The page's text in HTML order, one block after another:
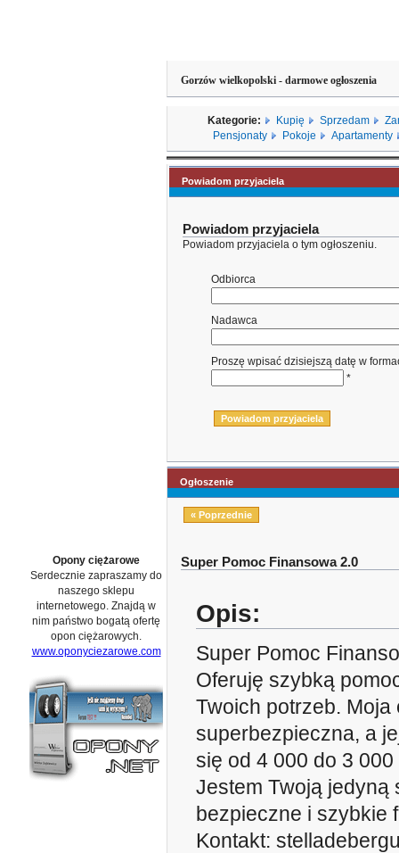
Opony ciężarowe
Serdecznie zapraszamy do
naszego sklepu
internetowego. Znajdą w
nim państwo bogatą ofertę
opon ciężarowych.
www.oponyciezarowe.com
Gorzów wielkopolski - darmowe ogłoszenia
Kategorie: Kupię Sprzedam
Pensjonaty
Pokoje Apartamenty
Powiadom przyjaciela
Powiadom przyjaciela
Powiadom przyjaciela o tym ogłoszeniu.
Odbiorca
Nadawca
Proszę wpisać dzisiejszą datę w
*
Ogłoszenie
« Poprzednie
Super Pomoc Finansowa 2.0
Opis:
Super Pomoc
Oferuję szybką
Twoich potrzeb. Moja
superbezpieczna, a
się od 4 000 do 3
Jestem Twoją jedyną
bezpieczne i szybkie
Kontakt: